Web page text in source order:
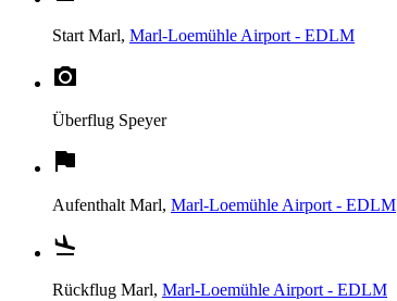
Start Marl, Marl-Loemühle Airport - EDLM
Überflug Speyer
Aufenthalt Marl, Marl-Loemühle Airport - EDLM
Rückflug Marl, Marl-Loemühle Airport - EDLM